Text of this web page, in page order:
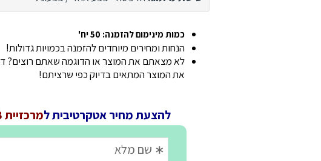
כמות מינימום להזמנה: 50 יח'
הנחות ומחירים מיוחדים להזמנה בכמויות גדולות!
לא מצאתם את המוצר או הדוגמה שאתם רוצים?
את המוצר המתאים בדיוק כפי שרציתם!
להצעת מחיר אטקרטיבית למרכזיית USB